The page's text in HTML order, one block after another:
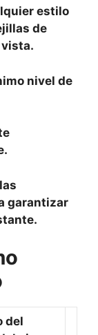
estilo
de
nivel de
garantizar
del